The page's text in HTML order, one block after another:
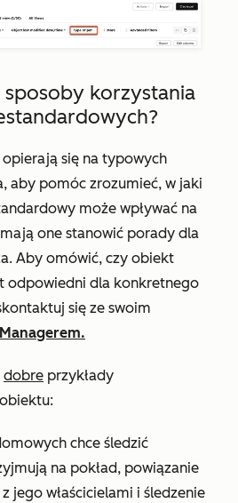
sposoby korzystania
opierają się na typowych
aby pomóc zrozumieć, w jaki
może wpływać na
one stanowić porady dla
Aby omówić, czy obiekt
odpowiedni dla konkretnego
się ze swoim
dobre przykłady
chce śledzić
na pokład, powiązanie
jego właścicielami i śledzenie